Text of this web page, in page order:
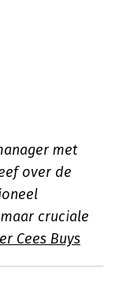
met
over de
cruciale
Cees Buys